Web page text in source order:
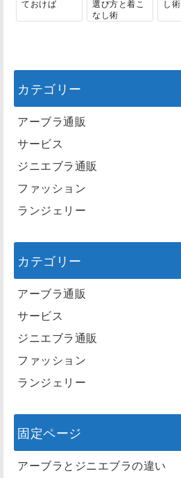
ておけば
選び方と着こ
なし術
し術
カテゴリー
アーブラ通販
サービス
ジニエブラ通販
ファッション
ランジェリー
カテゴリー
アーブラ通販
サービス
ジニエブラ通販
ファッション
ランジェリー
固定ページ
アーブラとジニエブラの違い